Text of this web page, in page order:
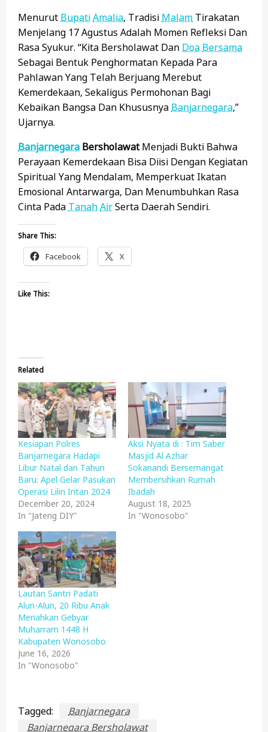
Menurut BupatiAmalia, Tradisi Malam Tirakatan
Menjelang 17 Agustus Adalah Momen Refleksi Dan
Rasa Syukur. “Kita Bersholawat Dan Doa Bersama
Sebagai Bentuk Penghormatan Kepada Para
Pahlawan Yang Telah Berjuang Merebut
Kemerdekaan, Sekaligus Permohonan Bagi
Kebaikan Bangsa Dan Khususnya Banjarnegara,”
Ujarnya.
Banjarnegara BersholawatMenjadi Bukti Bahwa
Perayaan Kemerdekaan Bisa Diisi Dengan Kegiatan
Spiritual Yang Mendalam, Memperkuat Ikatan
Emosional Antarwarga, Dan Menumbuhkan Rasa
Cinta Pada TanahAirSerta Daerah Sendiri.
Share This:
Facebook X
Like This:
Related
Kesiapan Polres
Banjarnegara Hadapi
Libur Natal dan Tahun
Baru: Apel Gelar Pasukan
Operasi Lilin Intan 2024
December 20, 2024
In "Jateng DIY"
Aksi Nyata di : Tim Saber
Masjid Al Azhar
Sokanandi Bersemangat
Membersihkan Rumah
Ibadah
August 18, 2025
In "Wonosobo"
Lautan Santri Padati
Alun-Alun, 20 Ribu Anak
Meriahkan Gebyar
Muharram 1448 H
Kabupaten Wonosobo
June 16, 2026
In "Wonosobo"
Tagged:
Banjarnegara
Banjarnegara Bersholawat